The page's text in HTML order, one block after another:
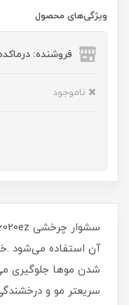
ویژگی‌های محصول
فروشنده:
ناموجود
آن استفاده می‌شود
شدن موها جلوگیری
سریعتر مو و